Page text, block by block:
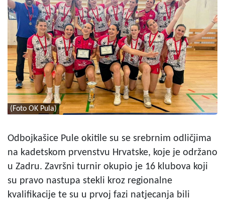
(Foto OK Pula)
Odbojkašice Pule okitile su se srebrnim odličjima
na kadetskom prvenstvu Hrvatske, koje je održano
u Zadru. Završni turnir okupio je 16 klubova koji
su pravo nastupa stekli kroz regionalne
kvalifikacije te su u prvoj fazi natjecanja bili